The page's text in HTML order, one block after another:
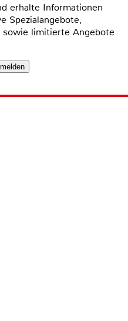
erhalte Informationen
Spezialangebote,
sowie limitierte Angebote